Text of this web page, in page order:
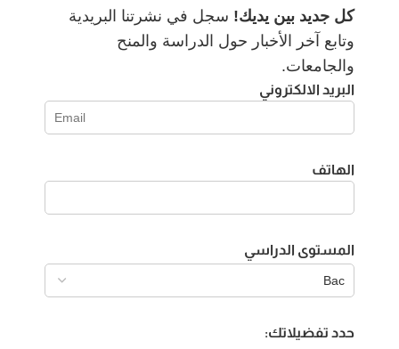
كل جديد بين يديك! سجل في نشرتنا البريدية
وتابع آخر الأخبار حول الدراسة والمنح
والجامعات.
البريد الالكتروني
الهاتف
المستوى الدراسي
حدد تفضيلاتك: